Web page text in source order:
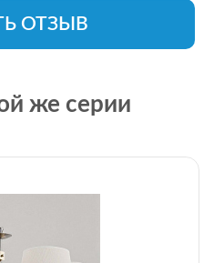
ОТЗЫВ
же серии